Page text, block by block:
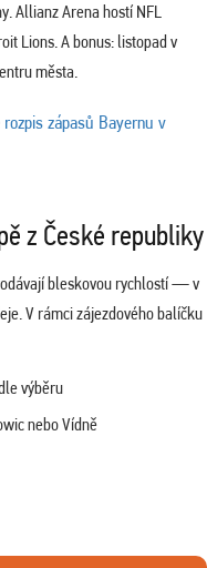
Allianz Arena hostí NFL
Lions. A bonus: listopad v
města.
rozpis zápasů Bayernu v
z České republiky
bleskovou rychlostí — v
V rámci zájezdového balíčku
výběru
nebo Vídně